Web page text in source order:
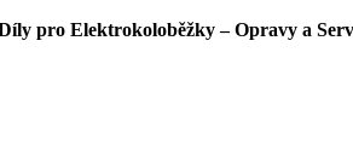
pro Elektrokoloběžky – Opravy a